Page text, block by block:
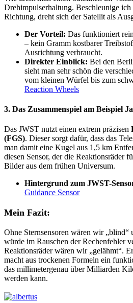
Drehimpulserhaltung. Beschleunige
Richtung, dreht sich der Satellit als
Der Vorteil: Das funktioniert
– kein Gramm kostbarer
Ausrichtung verbraucht.
Direkter Einblick: Bei den
sieht man sehr schön die
vom kleinen Würfel bis zum
Reaction Wheels
3. Das Zusammenspiel am Beispiel
Das JWST nutzt einen extrem präzisen
(FGS). Dieser sorgt dafür, dass das
man damit eine Kugel aus 1,5 km
diesen Sensor, der die Reaktionsräder
Bilder aus dem frühen Universum.
Hintergrund zum JWST-
Guidance Sensor
Mein Fazit:
Ohne Sternsensoren wären wir „blind“
würde im Rauschen der Rechenfehler
Reaktionsräder wären wir „gelähmt“.
macht aus trockenen Formeln ein
das millimetergenau über Milliarden
werden kann.